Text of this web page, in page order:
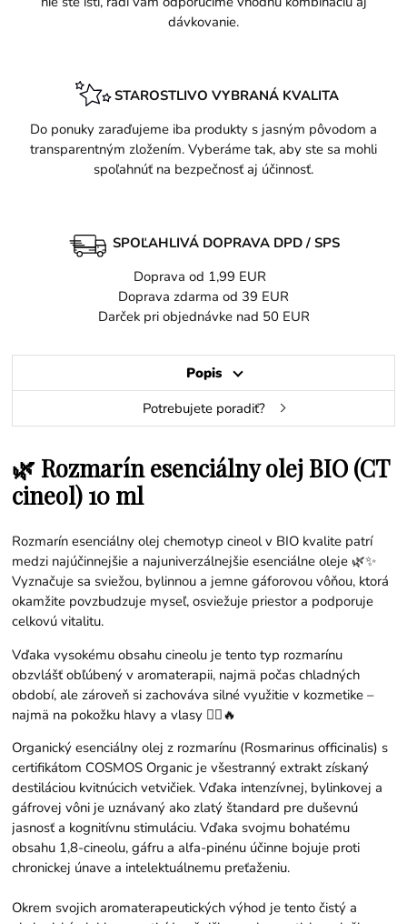
dávkovanie.
STAROSTLIVO VYBRANÁ KVALITA
Do ponuky zaraďujeme iba produkty s jasným pôvodom a
transparentným zložením. Vyberáme tak, aby ste sa mohli
spoľahnúť na bezpečnosť aj účinnosť.
SPOĽAHLIVÁ DOPRAVA DPD / SPS
Doprava od 1,99 EUR
Doprava zdarma od 39 EUR
Darček pri objednávke nad 50 EUR
Popis
Potrebujete poradiť?
🌿 Rozmarín esenciálny olej BIO (CT
cineol) 10 ml
Rozmarín esenciálny olej chemotyp cineol v BIO kvalite patrí
medzi najúčinnejšie a najuniverzálnejšie esenciálne oleje 🌿✨
Vyznačuje sa sviežou, bylinnou a jemne gáforovou vôňou, ktorá
okamžite povzbudzuje myseľ, osviežuje priestor a podporuje
celkovú vitalitu.
Vďaka vysokému obsahu cineolu je tento typ rozmarínu
obzvlášť obľúbený v aromaterapii, najmä počas chladných
období, ale zároveň si zachováva silné využitie v kozmetike –
najmä na pokožku hlavy a vlasy 💇‍♀️🔥
Organický esenciálny olej z rozmarínu (Rosmarinus officinalis) s
certifikátom COSMOS Organic je všestranný extrakt získaný
destiláciou kvitnúcich vetvičiek. Vďaka intenzívnej, bylinkovej a
gáfrovej vôni je uznávaný ako zlatý štandard pre duševnú
jasnosť a kognitívnu stimuláciu. Vďaka svojmu bohatému
obsahu 1,8-cineolu, gáfru a alfa-pinénu účinne bojuje proti
chronickej únave a intelektuálnemu preťaženiu.
Okrem svojich aromaterapeutických výhod je tento čistý a